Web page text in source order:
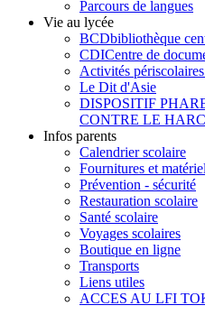
Parcours de langues
Vie au lycée
BCDbibliothèque
CDICentre de
Activités
Le Dit d'Asie
DISPOSITIF
CONTRE LE
Infos parents
Calendrier scolaire
Fournitures et
Prévention - sécurité
Restauration scolaire
Santé scolaire
Voyages scolaires
Boutique en ligne
Transports
Liens utiles
ACCES AU LFI